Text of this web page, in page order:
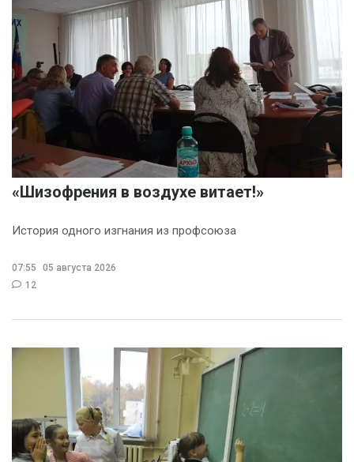
«Шизофрения в воздухе витает!»
История одного изгнания из профсоюза
07:55
05 августа 2026
12